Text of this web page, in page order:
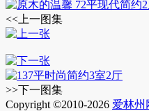
<<上一图集
>>下一图集
Copyright ©2010-2026 爱林州